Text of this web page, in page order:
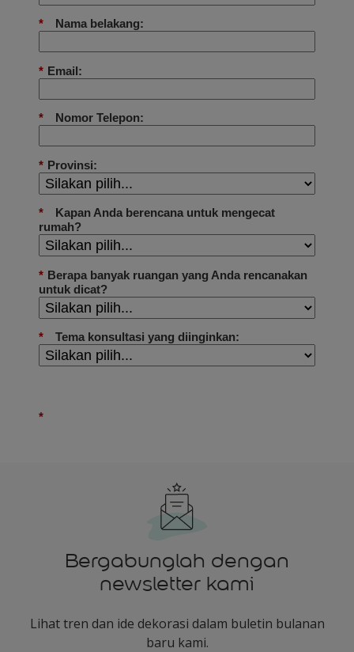
Bergabunglah dengan
newsletter kami
Lihat tren dan ide dekorasi dalam buletin bulanan
baru kami.